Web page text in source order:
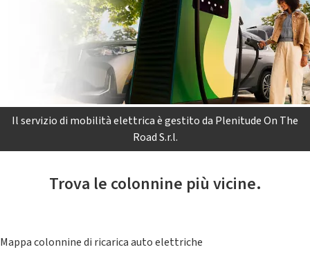
Il servizio di mobilità elettrica è gestito da Plenitude On The
Road S.r.l.
Trova le colonnine più vicine.
Mappa colonnine di ricarica auto elettriche